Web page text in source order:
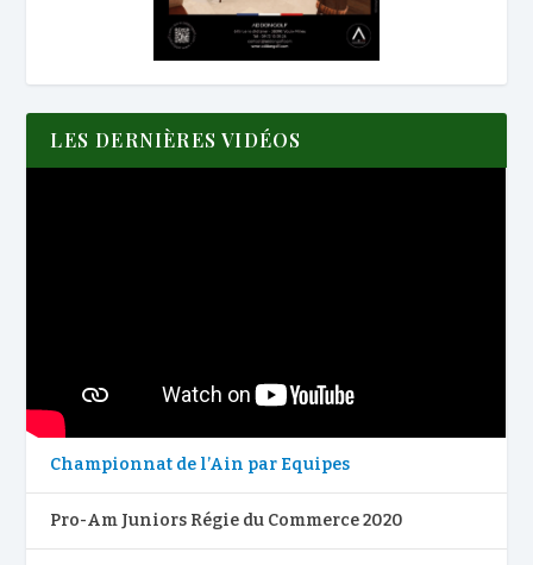
LES DERNIÈRES VIDÉOS
Championnat de l’Ain par Equipes
Pro-Am Juniors Régie du Commerce 2020